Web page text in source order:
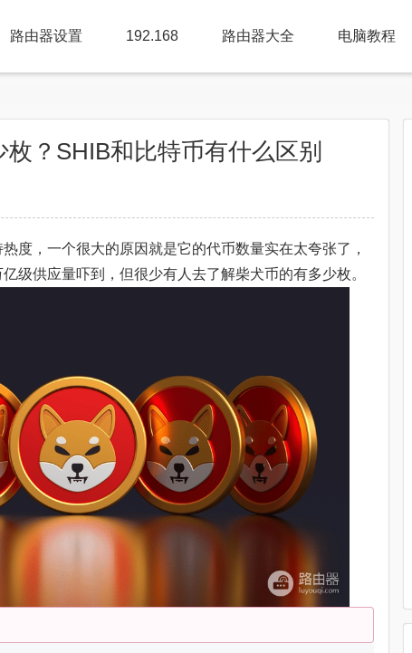
路由器设置 192.168 路由器大全 电脑教程
？SHIB和比特币有什么区别
度，一个很大的原因就是它的代币数量实在太夸张了，
级供应量吓到，但很少有人去了解柴犬币的有多少枚。